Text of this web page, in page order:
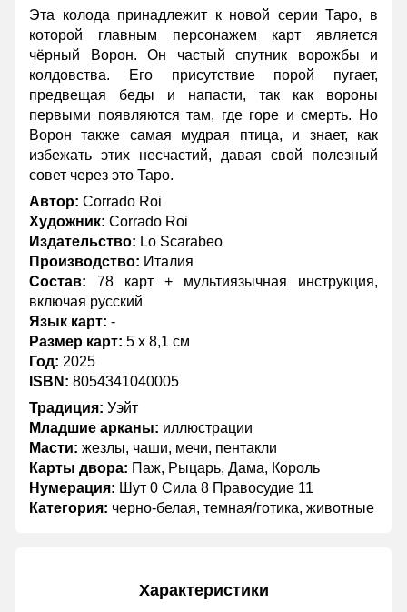
Эта колода принадлежит к новой серии Таро, в
которой главным персонажем карт является
чёрный Ворон. Он частый спутник ворожбы и
колдовства. Его присутствие порой пугает,
предвещая беды и напасти, так как вороны
первыми появляются там, где горе и смерть. Но
Ворон также самая мудрая птица, и знает, как
избежать этих несчастий, давая свой полезный
совет через это Таро.
Автор: Corrado Roi
Художник: Corrado Roi
Издательство: Lo Scarabeo
Производство: Италия
Состав: 78 карт + мультиязычная инструкция,
включая русский
Язык карт: -
Размер карт: 5 х 8,1 см
Год: 2025
ISBN: 8054341040005
Традиция: Уэйт
Младшие арканы: иллюстрации
Масти: жезлы, чаши, мечи, пентакли
Карты двора: Паж, Рыцарь, Дама, Король
Нумерация: Шут 0 Сила 8 Правосудие 11
Категория: черно-белая, темная/готика, животные
Характеристики